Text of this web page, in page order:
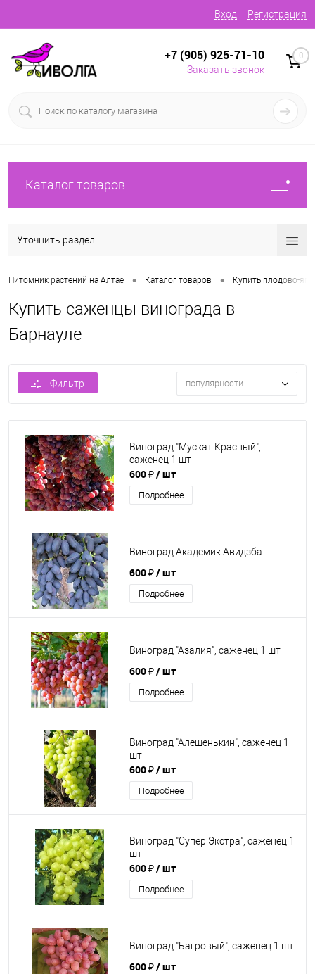
Вход Регистрация
+7 (905) 925-71-10
Заказать звонок
0
Каталог товаров
Уточнить раздел
Питомник растений на Алтае • Каталог товаров • Купить плодово-
Купить саженцы винограда в
Барнауле
Фильтр популярности
Виноград "Мускат Красный",
саженец 1 шт
600 ₽/ шт
Подробнее
Виноград Академик Авидзба
600 ₽/ шт
Подробнее
Виноград "Азалия", саженец 1 шт
600 ₽/ шт
Подробнее
Виноград "Алешенькин", саженец 1
шт
600 ₽/ шт
Подробнее
Виноград "Супер Экстра", саженец 1
шт
600 ₽/ шт
Подробнее
Виноград "Багровый", саженец 1 шт
600 ₽/ шт